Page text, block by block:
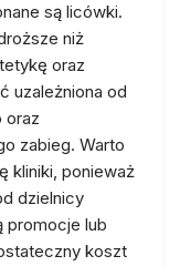
są licówki.
niż
oraz
uzależniona od
oraz
zabieg. Warto
kliniki, ponieważ
dzielnicy
promocje lub
koszt